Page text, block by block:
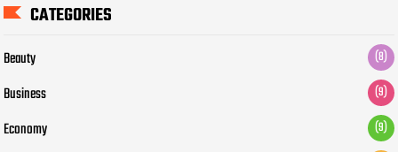
CATEGORIES
Beauty (8)
Business (9)
Economy (9)